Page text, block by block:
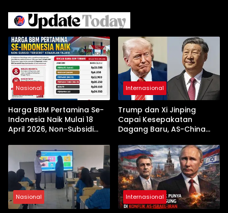
Nasional
Harga BBM Pertamina Se-
Indonesia Naik Mulai 18
April 2026, Non-Subsidi
Internasional
Trump dan Xi Jinping
Capai Kesepakatan
Dagang Baru, AS-China
Jelang Kunjungan Beijing
Nasional Internasional